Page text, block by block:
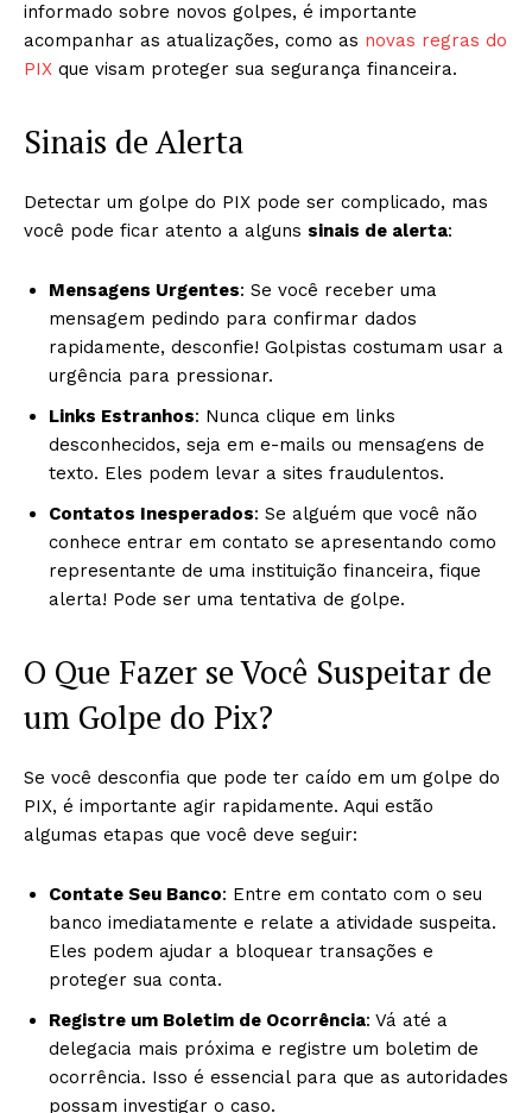
informado sobre novos golpes, é importante
acompanhar as atualizações, como as novas regras do
PIX que visam proteger sua segurança financeira.
Sinais de Alerta
Detectar um golpe do PIX pode ser complicado, mas
você pode ficar atento a alguns sinais de alerta:
Mensagens Urgentes: Se você receber uma
mensagem pedindo para confirmar dados
rapidamente, desconfie! Golpistas costumam usar a
urgência para pressionar.
Links Estranhos: Nunca clique em links
desconhecidos, seja em e-mails ou mensagens de
texto. Eles podem levar a sites fraudulentos.
Contatos Inesperados: Se alguém que você não
conhece entrar em contato se apresentando como
representante de uma instituição financeira, fique
alerta! Pode ser uma tentativa de golpe.
O Que Fazer se Você Suspeitar de
um Golpe do Pix?
Se você desconfia que pode ter caído em um golpe do
PIX, é importante agir rapidamente. Aqui estão
algumas etapas que você deve seguir:
Contate Seu Banco: Entre em contato com o seu
banco imediatamente e relate a atividade suspeita.
Eles podem ajudar a bloquear transações e
proteger sua conta.
Registre um Boletim de Ocorrência: Vá até a
delegacia mais próxima e registre um boletim de
ocorrência. Isso é essencial para que as autoridades
possam investigar o caso.